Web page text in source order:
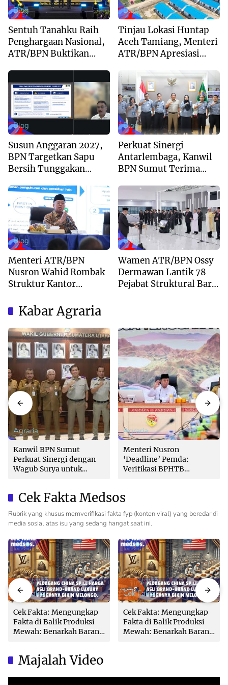
Blog
Sentuh Tanahku Raih
Penghargaan Nasional,
ATR/BPN Buktikan
Blog
Tinjau Lokasi Huntap
Aceh Tamiang, Menteri
ATR/BPN Apresiasi
Buddha Tzu Chi dan
Aguan
Blog
Susun Anggaran 2027,
BPN Targetkan Sapu
Bersih Tunggakan
Kepastian Waktu
Layanan
Blog
Perkuat Sinergi
Antarlembaga, Kanwil
BPN Sumut Terima
Peninggalan
Blog
Menteri ATR/BPN
Nusron Wahid Rombak
Struktur Kantor
Pendekatan
Kewilayahan
Blog
Wamen ATR/BPN Ossy
Dermawan Lantik 78
Pejabat Struktural Baru
Kabar Agraria
Agraria
Kanwil BPN Sumut
Perkuat Sinergi dengan
Wagub Surya untuk
Agraria
Menteri Nusron
‘Deadline’ Pemda:
Verifikasi BPHTB
Lambat!
Cek Fakta Medsos
Rubrik yang khusus memverifikasi fakta fyp (konten viral) yang beredar di
media sosial atas isu yang sedang hangat saat ini.
Cek Fakta
Cek Fakta: Mengungkap
Fakta di Balik Produksi
Mewah: Benarkah Barang
Cek Fakta
Cek Fakta: Mengungkap
Fakta di Balik Produksi
Mewah: Benarkah Barang
Majalah Video